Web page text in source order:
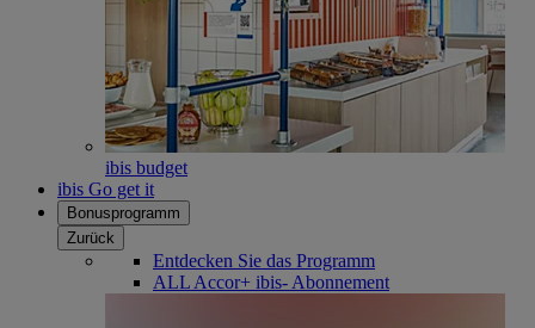
ibis budget
ibis Go get it
Bonusprogramm
Zurück
Entdecken Sie das Programm
ALL Accor+ ibis- Abonnement